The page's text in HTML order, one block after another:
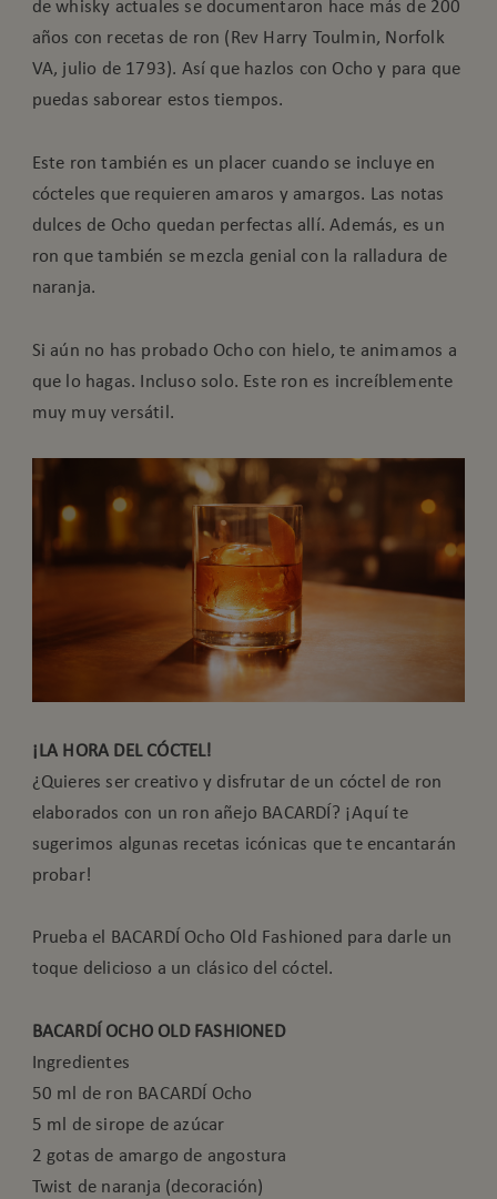
de whisky actuales se documentaron hace más de 200
años con recetas de ron (Rev Harry Toulmin, Norfolk
VA, julio de 1793). Así que hazlos con Ocho y para que
puedas saborear estos tiempos.
Este ron también es un placer cuando se incluye en
cócteles que requieren amaros y amargos. Las notas
dulces de Ocho quedan perfectas allí. Además, es un
ron que también se mezcla genial con la ralladura de
naranja.
Si aún no has probado Ocho con hielo, te animamos a
que lo hagas. Incluso solo. Este ron es increíblemente
muy muy versátil.
¡LA HORA DEL CÓCTEL!
¿Quieres ser creativo y disfrutar de un cóctel de ron
elaborados con un ron añejo BACARDÍ? ¡Aquí te
sugerimos algunas recetas icónicas que te encantarán
probar!
Prueba el BACARDÍ Ocho Old Fashioned para darle un
toque delicioso a un clásico del cóctel.
BACARDÍ OCHO OLD FASHIONED
Ingredientes
50 ml de ron BACARDÍ Ocho
5 ml de sirope de azúcar
2 gotas de amargo de angostura
Twist de naranja (decoración)